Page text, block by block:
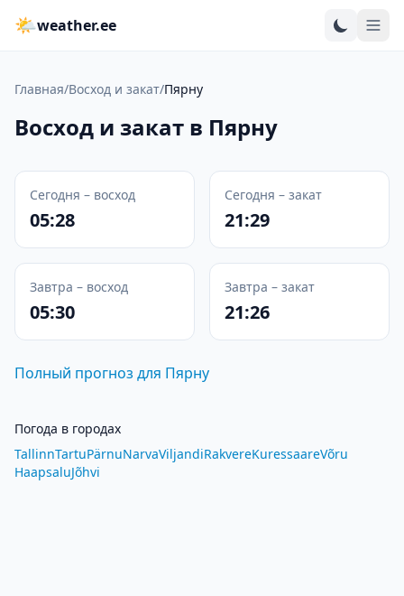
🌤weather.ee
Главная/Восход и закат/Пярну
Восход и закат в Пярну
Сегодня – восход
05:28
Сегодня – закат
21:29
Завтра – восход
05:30
Завтра – закат
21:26
Полный прогноз для Пярну
Погода в городах
TallinnTartuPärnuNarvaViljandiRakvereKuressaareVõru
HaapsaluJõhvi